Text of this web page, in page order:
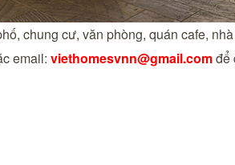
chung cư, văn phòng, quán cafe,
email: viethomesvnn@gmail.comđể